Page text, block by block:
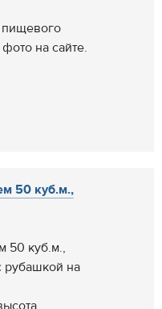
пищевого
на сайте.
50 куб.м.,
50 куб.м.,
рубашкой на